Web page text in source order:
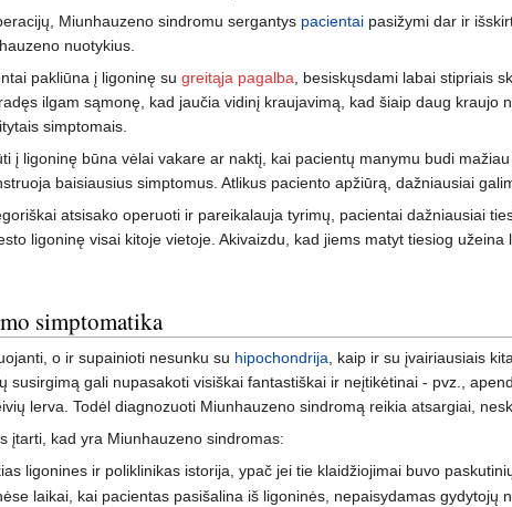
Miunhauzeno sindromu sergantys pacientai pasižymi dar ir
nuotykius.
pakliūna į ligoninę su greitąja pagalba , besiskųsdami labai stipriais
ilgam sąmonę, kad jaučia vidinį kraujavimą, kad šiaip daug
simptomais.
į ligoninę būna vėlai vakare ar naktį, kai pacientų manymu budi
baisiausius simptomus. Atlikus paciento apžiūrą, dažniausiai
atsisako operuoti ir pareikalauja tyrimų, pacientai dažniausiai
ligoninę visai kitoje vietoje. Akivaizdu, kad jiems matyt tiesiog
simptomatika
o ir supainioti nesunku su hipochondrija , kaip ir su įvairiausiais
susirgimą gali nupasakoti visiškai fantastiškai ir neįtikėtinai - pvz.,
lerva. Todėl diagnozuoti Miunhauzeno sindromą reikia atsargiai,
įtarti, kad yra Miunhauzeno sindromas:
ligonines ir poliklinikas istorija, ypač jei tie klaidžiojimai buvo
laikai, kai pacientas pasišalina iš ligoninės, nepaisydamas